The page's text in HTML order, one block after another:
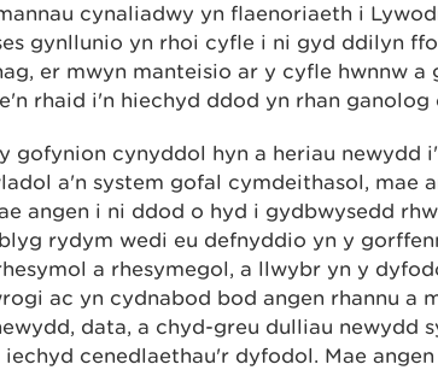
cynaliadwy yn flaenoriaeth i
gynllunio yn rhoi cyfle i ni gyd ddilyn
er mwyn manteisio ar y cyfle hwnnw a
rhaid i'n hiechyd ddod yn rhan ganolog
gofynion cynyddol hyn a heriau newydd
a'n system gofal cymdeithasol, mae
angen i ni ddod o hyd i gydbwysedd
rydym wedi eu defnyddio yn y
a rhesymegol, a llwybr yn y
ac yn cydnabod bod angen rhannu a
data, a chyd-greu dulliau newydd
iechyd cenedlaethau'r dyfodol. Mae